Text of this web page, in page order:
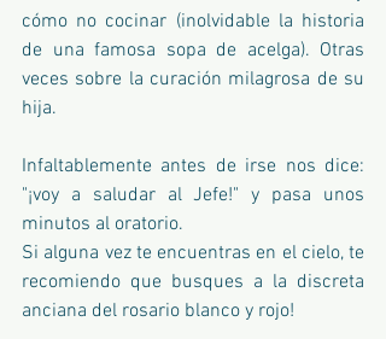
cómo no cocinar (inolvidable la historia
de una famosa sopa de acelga). Otras
veces sobre la curación milagrosa de su
hija.
Infaltablemente antes de irse nos dice:
"¡voy a saludar al Jefe!" y pasa unos
minutos al oratorio.
Si alguna vez te encuentras en el cielo, te
recomiendo que busques a la discreta
anciana del rosario blanco y rojo!